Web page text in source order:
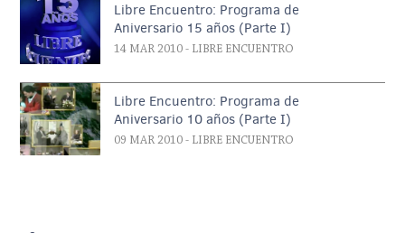
Libre Encuentro: Programa de
Aniversario 15 años (Parte I)
14 MAR 2010 - LIBRE ENCUENTRO
Libre Encuentro: Programa de
Aniversario 10 años (Parte I)
09 MAR 2010 - LIBRE ENCUENTRO